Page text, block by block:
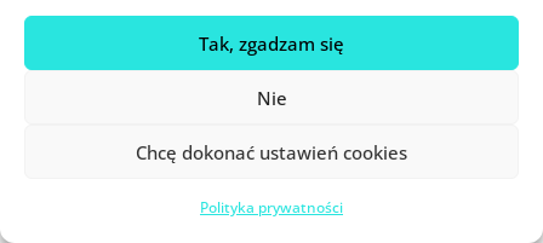
Tak, zgadzam się
Nie
Chcę dokonać ustawień cookies
Polityka prywatności
Zmieńmy opiekę laktacyjną w Polsce!
Psychiatra dla mamy karmiącej piersią